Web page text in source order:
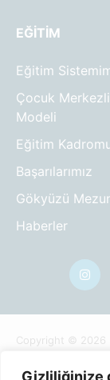
Gizliliğinize
EĞITIM
Eğitim
Çocuk
Modeli
Eğitim
Başarılarımız
Gökyüzü
Haberler
Copyright © 2026
Çerez Politikası